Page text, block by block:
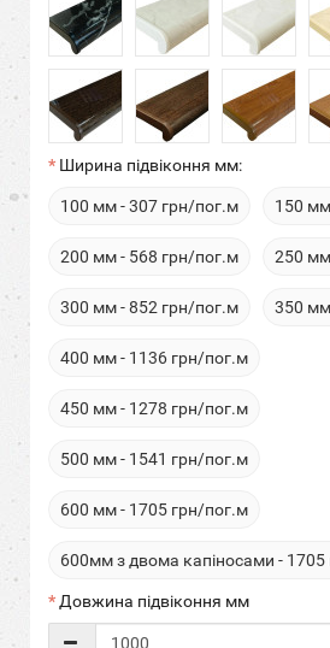
Ширина підвіконня мм:
100 мм - 307 грн/пог.м 150
200 мм - 568 грн/пог.м 250
300 мм - 852 грн/пог.м 350
400 мм - 1136 грн/пог.м
450 мм - 1278 грн/пог.м
500 мм - 1541 грн/пог.м
600 мм - 1705 грн/пог.м
600мм з двома капіносами -
Довжина підвіконня мм